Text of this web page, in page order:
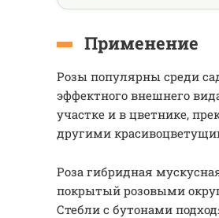
Применение
Розы популярны среди
эффектного внешнего
участке и в цветнике,
другими
Роза гибридная
покрытый розовыми
Стебли с бутонами